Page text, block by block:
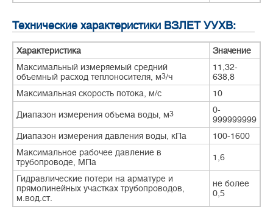
Технические характеристики ВЗЛЕТ УУХВ:
Характеристика
Значение
Максимальный измеряемый средний
объемный расход теплоносителя, м3/ч
11,32-
638,8
Максимальная скорость потока, м/с
10
Диапазон измерения объема воды, м3
0-
999999999
Диапазон измерения давления воды, кПа
100-1600
Максимальное рабочее давление в
трубопроводе, МПа
1,6
Гидравлические потери на арматуре и
прямолинейных участках трубопроводов,
м.вод.ст.
не более
0,5